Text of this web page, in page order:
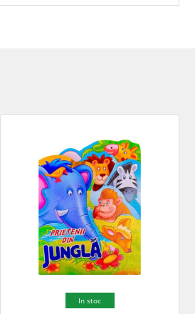
In stoc